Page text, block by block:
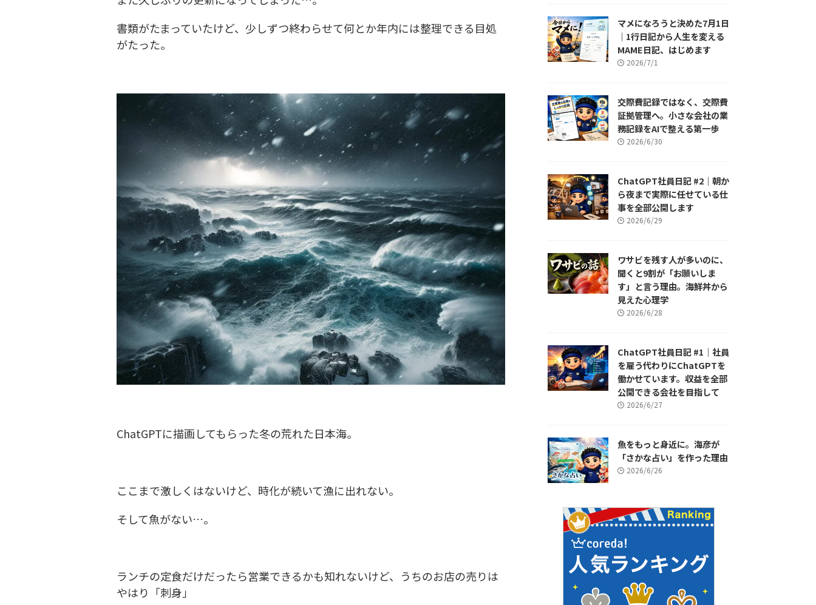
書類がたまっていたけど、少しずつ終わらせて何とか年内には整理できる目処
がたった。
ChatGPTに描画してもらった冬の荒れた日本海。
ここまで激しくはないけど、時化が続いて漁に出れない。
そして魚がない…。
ランチの定食だけだったら営業できるかも知れないけど、うちのお店の売りは
やはり「刺身」
マメになろうと決めた7月1日
｜1行日記から人生を変える
MAME日記、はじめます
2026/7/1
交際費記録ではなく、交際費
証拠管理へ。小さな会社の業
務記録をAIで整える第一歩
2026/6/30
ChatGPT社員日記 #2｜朝か
ら夜まで実際に任せている仕
事を全部公開します
2026/6/29
ワサビを残す人が多いのに、
聞くと9割が「お願いしま
す」と言う理由。海鮮丼から
見えた心理学
2026/6/28
ChatGPT社員日記 #1｜社員
を雇う代わりにChatGPTを
働かせています。収益を全部
公開できる会社を目指して
2026/6/27
魚をもっと身近に。海彦が
「さかな占い」を作った理由
2026/6/26